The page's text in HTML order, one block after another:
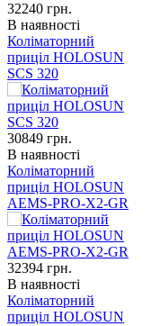
32240 грн.
В наявності
Коліматорний
приціл HOLOSUN
SCS 320
30849 грн.
В наявності
Коліматорний
приціл HOLOSUN
AEMS-PRO-X2-GR
32394 грн.
В наявності
Коліматорний
приціл HOLOSUN